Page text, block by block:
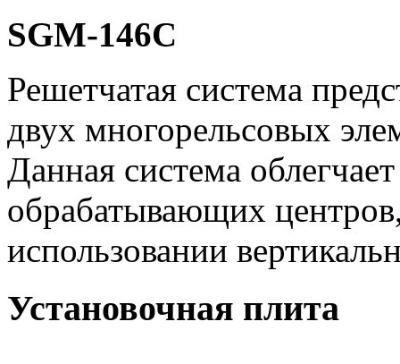
SGM-146C
Решетчатая система
двух многорельсовых
Данная система
обрабатывающих
использовании
Установочная плита